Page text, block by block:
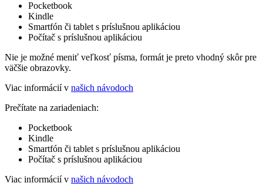
Pocketbook
Kindle
Smartfón či tablet s príslušnou aplikáciou
Počítač s príslušnou aplikáciou
Nie je možné meniť veľkosť písma, formát je preto vhodný skôr pre
väčšie obrazovky.
Viac informácií v našich návodoch
Prečítate na zariadeniach:
Pocketbook
Kindle
Smartfón či tablet s príslušnou aplikáciou
Počítač s príslušnou aplikáciou
Viac informácií v našich návodoch